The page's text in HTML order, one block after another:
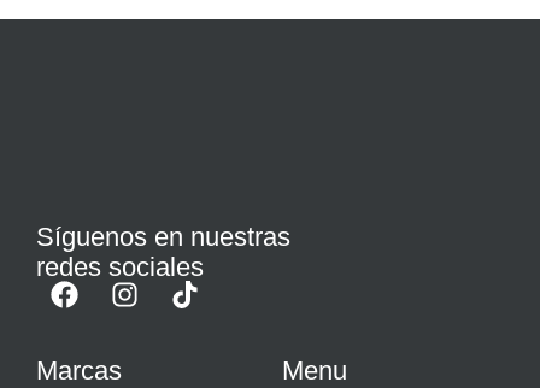
Síguenos en nuestras
redes sociales
Marcas Menu